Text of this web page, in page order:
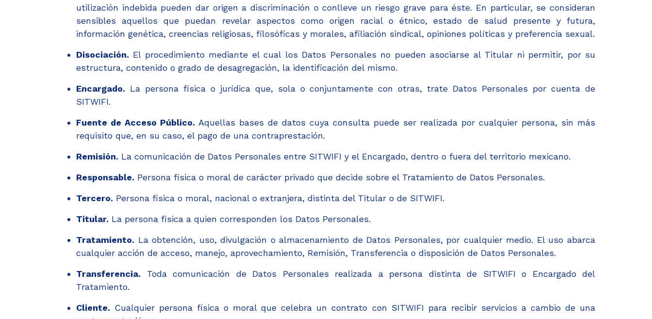
utilización indebida pueden dar origen a discriminación o conlleve un riesgo grave para éste. En particular, se consideran
sensibles aquellos que puedan revelar aspectos como origen racial o étnico, estado de salud presente y futura,
información genética, creencias religiosas, filosóficas y morales, afiliación sindical, opiniones políticas y preferencia sexual.
Disociación. El procedimiento mediante el cual los Datos Personales no pueden asociarse al Titular ni permitir, por su
estructura, contenido o grado de desagregación, la identificación del mismo.
Encargado. La persona física o jurídica que, sola o conjuntamente con otras, trate Datos Personales por cuenta de
SITWIFI.
Fuente de Acceso Público. Aquellas bases de datos cuya consulta puede ser realizada por cualquier persona, sin más
requisito que, en su caso, el pago de una contraprestación.
Remisión. La comunicación de Datos Personales entre SITWIFI y el Encargado, dentro o fuera del territorio mexicano.
Responsable. Persona física o moral de carácter privado que decide sobre el Tratamiento de Datos Personales.
Tercero. Persona física o moral, nacional o extranjera, distinta del Titular o de SITWIFI.
Titular. La persona física a quien corresponden los Datos Personales.
Tratamiento. La obtención, uso, divulgación o almacenamiento de Datos Personales, por cualquier medio. El uso abarca
cualquier acción de acceso, manejo, aprovechamiento, Remisión, Transferencia o disposición de Datos Personales.
Transferencia. Toda comunicación de Datos Personales realizada a persona distinta de SITWIFI o Encargado del
Tratamiento.
Cliente. Cualquier persona física o moral que celebra un contrato con SITWIFI para recibir servicios a cambio de una